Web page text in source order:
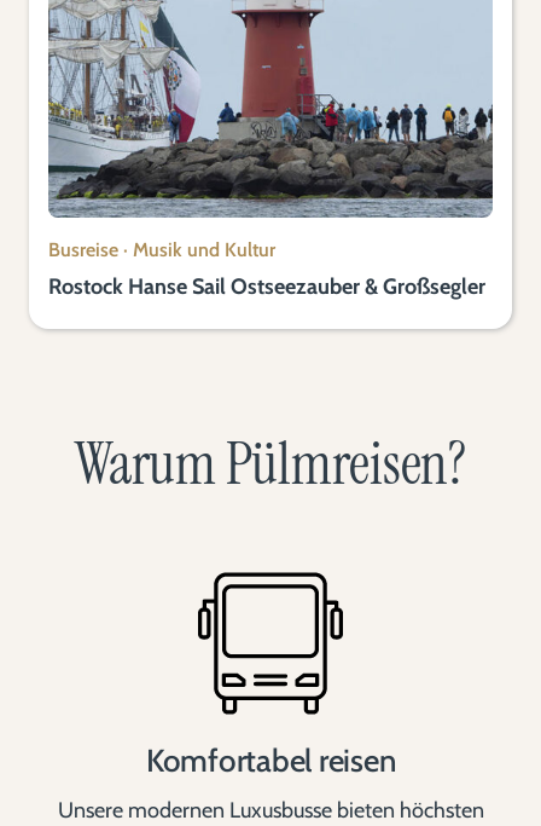
Busreise · Musik und Kultur
Rostock Hanse Sail Ostseezauber & Großsegler
Warum Pülmreisen?
Komfortabel reisen
Unsere modernen Luxusbusse bieten höchsten